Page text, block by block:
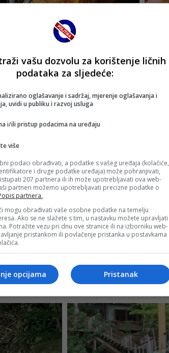
traži vašu dozvolu za korištenje ličnih
podataka za sljedeće:
oglašavanje i sadržaj, mjerenje oglašavanja i
uvidi u publiku i razvoj usluga
i/ili pristup podacima na uređaju
više
podaci obrađivati, a podatke s vašeg uređaja (kolačiće,
i druge podatke uređaja) može pohranjivati,
207 partnera ili ih može upotrebljavati ova web-
partneri možemo upotrebljavati precizne podatke o
partnera.
mogu obrađivati vaše osobne podatke na temelju
Ako se ne slažete s tim, u nastavku možete upravljati
Potražite vezu pri dnu ove stranice ili na izborniku web-
pristankom ili povlačenje pristanka u postavkama
Pristanak
opcijama